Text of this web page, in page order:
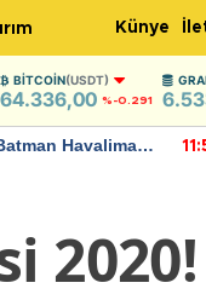
Künye
BITCOIN(USDT)
64.336,00 %-0.291
Havalimanı
2020!